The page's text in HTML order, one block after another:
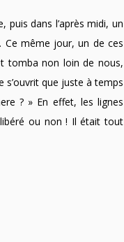
dans l’après midi, un
Ce même jour, un de ces
tomba non loin de nous,
s’ouvrit que juste à temps
? » En effet, les lignes
ou non ! Il était tout